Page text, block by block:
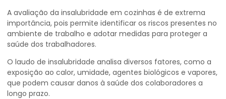
A avaliação da insalubridade em cozinhas é de extrema
importância, pois permite identificar os riscos presentes no
ambiente de trabalho e adotar medidas para proteger a
saúde dos trabalhadores.
O laudo de insalubridade analisa diversos fatores, como a
exposição ao calor, umidade, agentes biológicos e vapores,
que podem causar danos à saúde dos colaboradores a
longo prazo.